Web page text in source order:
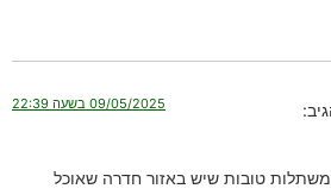
09/05/2025 בשעה 22:39
טובות שיש באזור חדרה שאוכל